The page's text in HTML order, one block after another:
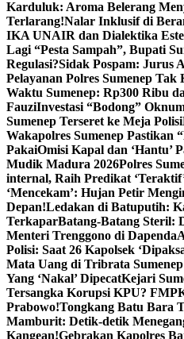
Karduluk: Aroma Belerang
Terlarang!Nalar Inklusif di
IKA UNAIR dan Dialektika
Lagi “Pesta Sampah”, Bupati
Regulasi?Sidak Pospam: Jurus
Pelayanan Polres Sumenep Tak
Waktu Sumenep: Rp300 Ribu
FauziInvestasi “Bodong”
Sumenep Terseret ke Meja Polisi
Wakapolres Sumenep Pastikan
PakaiOmisi Kapal dan ‘Hantu’
Mudik Madura 2026Polres
internal, Raih Predikat
‘Mencekam’: Hujan Petir
Depan!Ledakan di Batuputih:
TerkaparBatang-Batang Steril:
Menteri Trenggono di Dapenda
Polisi: Saat 26 Kapolsek
Mata Uang di Tribrata
Yang ‘Nakal’ DipecatKejari
Tersangka Korupsi KPU?
Prabowo!Tongkang Batu Bara
Mamburit: Detik-detik
Kangean!Gebrakan Kapolres